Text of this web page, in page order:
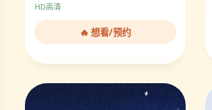
HD高清
🔥 想看/预约